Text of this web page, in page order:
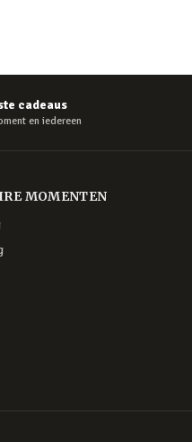
cadeaus
en iedereen
MOMENTEN